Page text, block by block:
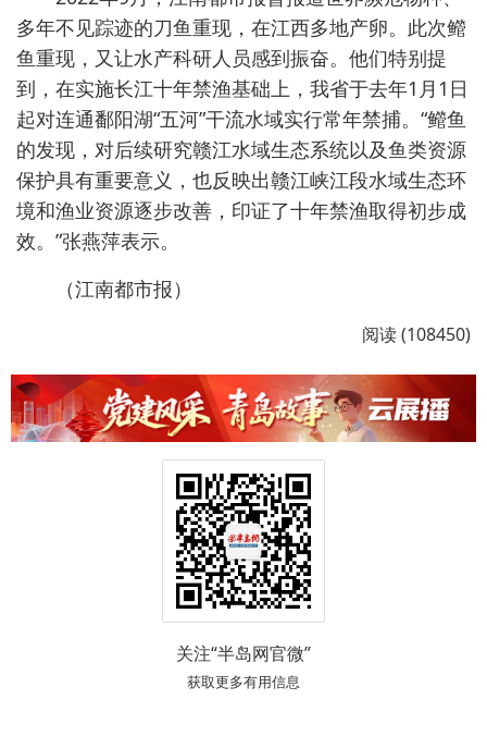
多年不见踪迹的刀鱼重现，在江西多地产卵。此次鳤
鱼重现，又让水产科研人员感到振奋。他们特别提
到，在实施长江十年禁渔基础上，我省于去年1月1日
起对连通鄱阳湖“五河”干流水域实行常年禁捕。“鳤鱼
的发现，对后续研究赣江水域生态系统以及鱼类资源
保护具有重要意义，也反映出赣江峡江段水域生态环
境和渔业资源逐步改善，印证了十年禁渔取得初步成
效。”张燕萍表示。
（江南都市报）
阅读 (108450)
关注“半岛网官微”
获取更多有用信息